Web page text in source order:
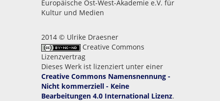
Europäische Ost-West-Akademie e.V. für
Kultur und Medien
2014 © Ulrike Draesner
Creative Commons
Lizenzvertrag
Dieses Werk ist lizenziert unter einer
Creative Commons Namensnennung -
Nicht kommerziell - Keine
Bearbeitungen 4.0 International Lizenz.